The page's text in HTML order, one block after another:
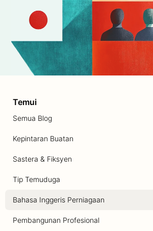
Temui
Semua Blog
Kepintaran Buatan
Sastera & Fiksyen
Tip Temuduga
Bahasa Inggeris Perniagaan
Pembangunan Profesional